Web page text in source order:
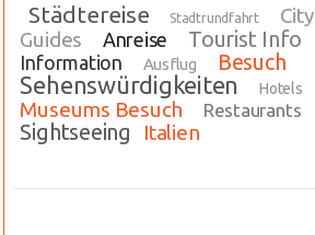
Städtereise Stadtrundfahrt
City
Guides
Anreise Tourist Info
Information Ausflug Besuch
Sehenswürdigkeiten Hotels
Museums Besuch Restaurants
Sightseeing Italien